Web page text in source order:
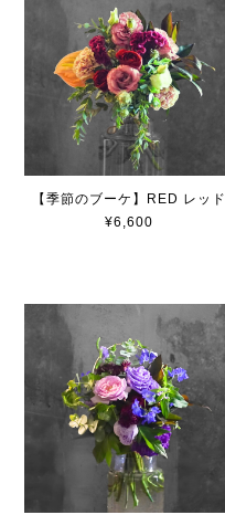
【季節のブーケ】RED レッド
¥6,600